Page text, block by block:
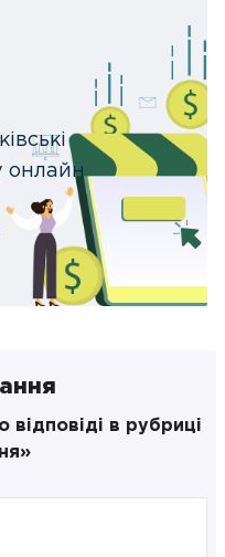
онлайн
відповіді в рубриці